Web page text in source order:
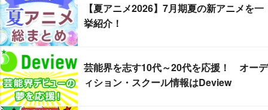
【夏アニメ2026】7月期夏の新アニメを一
挙紹介！
芸能界を志す10代～20代を応援！ オーデ
ィション・スクール情報はDeview